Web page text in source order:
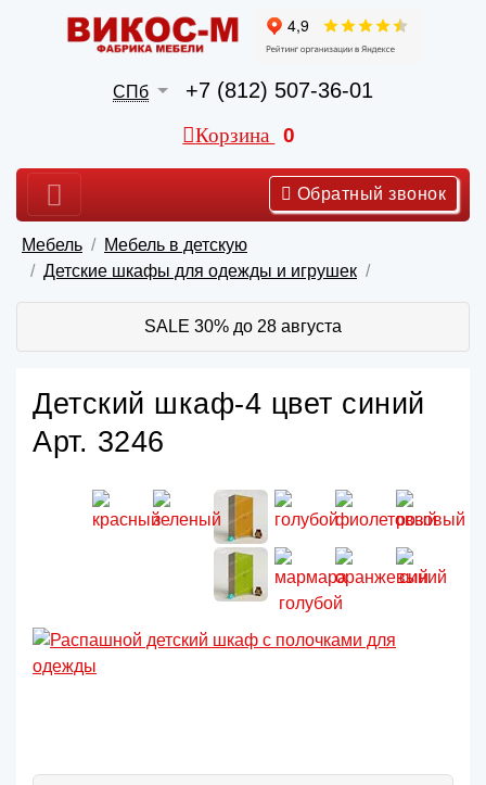
СПб +7 (812) 507-36-01
Корзина 0
Обратный звонок
Мебель
Мебель в детскую
Детские шкафы для одежды и игрушек
SALE 30% до 28 августа
Детский шкаф-4 цвет синий
Арт. 3246